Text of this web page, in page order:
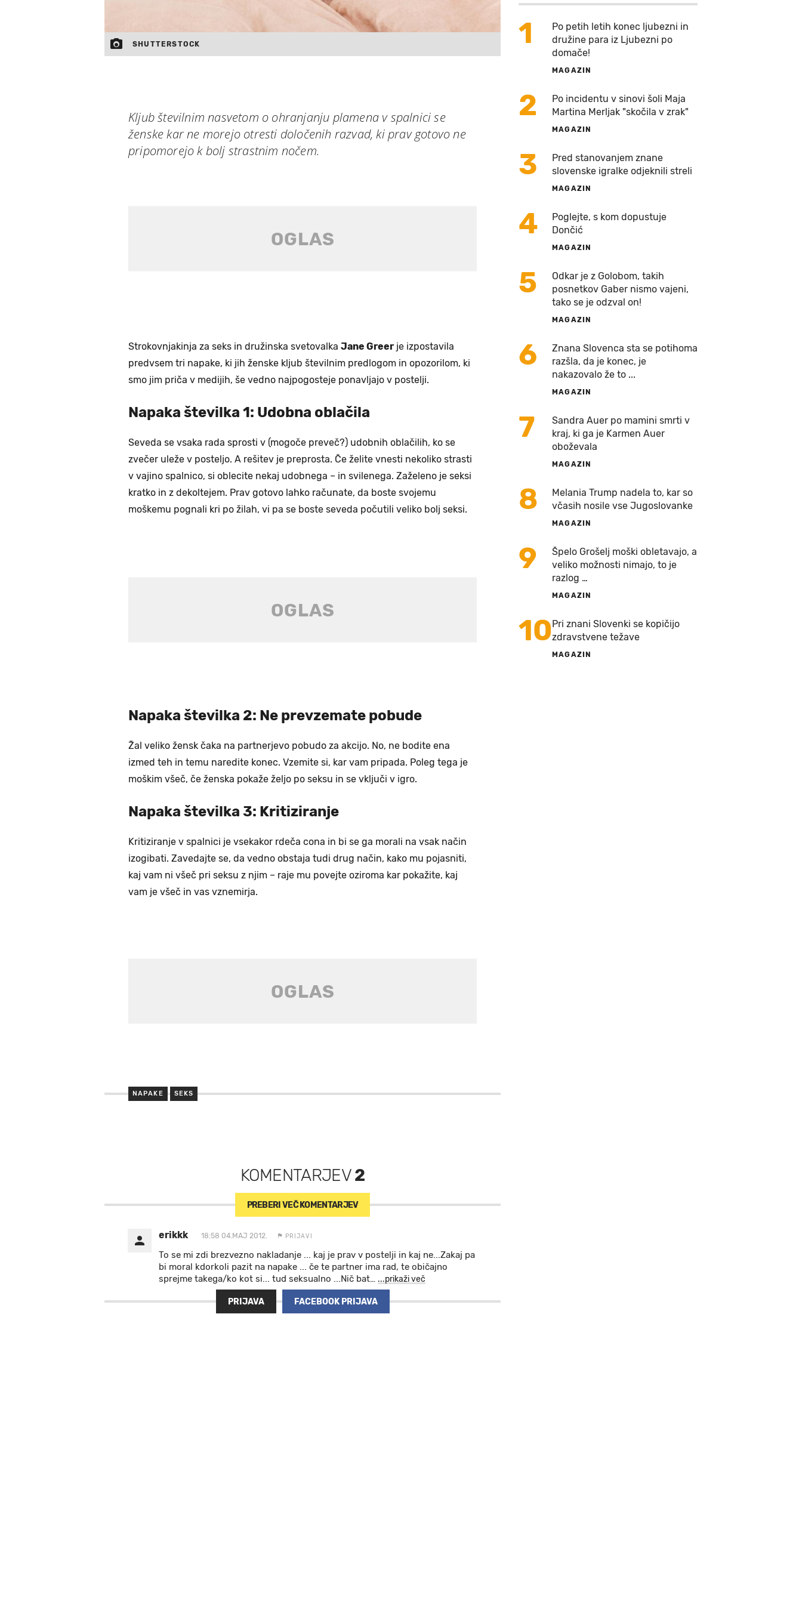
SHUTTERSTOCK
Kljub številnim nasvetom o ohranjanju plamena v spalnici se
ženske kar ne morejo otresti določenih razvad, ki prav gotovo ne
pripomorejo k bolj strastnim nočem.
Strokovnjakinja za seks in družinska svetovalka Jane Greer je izpostavila
predvsem tri napake, ki jih ženske kljub številnim predlogom in opozorilom, ki
smo jim priča v medijih, še vedno najpogosteje ponavljajo v postelji.
Napaka številka 1: Udobna oblačila
Seveda se vsaka rada sprosti v (mogoče preveč?) udobnih oblačilih, ko se
zvečer uleže v posteljo. A rešitev je preprosta. Če želite vnesti nekoliko strasti
v vajino spalnico, si oblecite nekaj udobnega – in svilenega. Zaželeno je seksi
kratko in z dekoltejem. Prav gotovo lahko računate, da boste svojemu
moškemu pognali kri po žilah, vi pa se boste seveda počutili veliko bolj seksi.
Napaka številka 2: Ne prevzemate pobude
Žal veliko žensk čaka na partnerjevo pobudo za akcijo. No, ne bodite ena
izmed teh in temu naredite konec. Vzemite si, kar vam pripada. Poleg tega je
moškim všeč, če ženska pokaže željo po seksu in se vključi v igro.
Napaka številka 3: Kritiziranje
Kritiziranje v spalnici je vsekakor rdeča cona in bi se ga morali na vsak način
izogibati. Zavedajte se, da vedno obstaja tudi drug način, kako mu pojasniti,
kaj vam ni všeč pri seksu z njim – raje mu povejte oziroma kar pokažite, kaj
vam je všeč in vas vznemirja.
NAPAKE SEKS
KOMENTARJEV2
PREBERI VEČ KOMENTARJEV
erikkk 18:58 04.MAJ 2012. PRIJAVI
To se mi zdi brezvezno nakladanje ... kaj je prav v postelji in kaj ne...Zakaj pa
bi moral kdorkoli pazit na napake ... če te partner ima rad, te običajno
sprejme takega/ko kot si... tud seksualno ...Nič bat… ...prikaži več
PRIJAVA FACEBOOK PRIJAVA
1
Po petih letih konec ljubezni in
družine para iz Ljubezni po
domače!
MAGAZIN
2
Po incidentu v sinovi šoli Maja
Martina Merljak "skočila v zrak"
MAGAZIN
3
Pred stanovanjem znane
slovenske igralke odjeknili streli
MAGAZIN
4
Poglejte, s kom dopustuje
Dončić
MAGAZIN
5
Odkar je z Golobom, takih
posnetkov Gaber nismo vajeni,
tako se je odzval on!
MAGAZIN
6
Znana Slovenca sta se potihoma
razšla, da je konec, je
nakazovalo že to ...
MAGAZIN
7
Sandra Auer po mamini smrti v
kraj, ki ga je Karmen Auer
oboževala
MAGAZIN
8
Melania Trump nadela to, kar so
včasih nosile vse Jugoslovanke
MAGAZIN
9
Špelo Grošelj moški obletavajo, a
veliko možnosti nimajo, to je
razlog …
MAGAZIN
10Pri znani Slovenki se kopičijo
zdravstvene težave
MAGAZIN